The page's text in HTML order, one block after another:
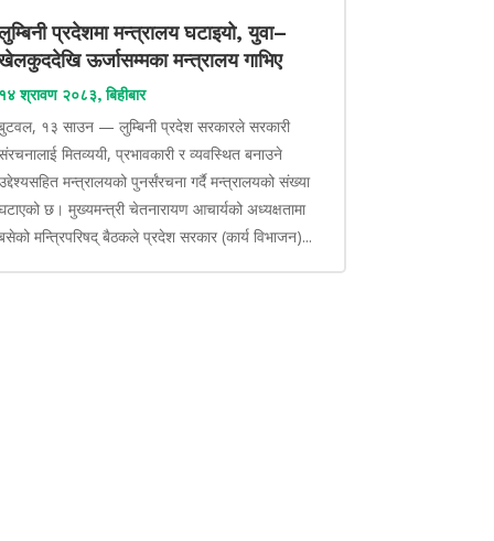
प्रदेशमा मन्त्रालय घटाइयो, युवा–
ऊर्जासम्मका मन्त्रालय गाभिए
१४ श्रावण २०८३, बिहीबार
१३ साउन — लुम्बिनी प्रदेश सरकारले सरकारी
मितव्ययी, प्रभावकारी र व्यवस्थित बनाउने
मन्त्रालयको पुनर्संरचना गर्दै मन्त्रालयको संख्या
छ। मुख्यमन्त्री चेतनारायण आचार्यको अध्यक्षतामा
मन्त्रिपरिषद् बैठकले प्रदेश सरकार (कार्य विभाजन)...